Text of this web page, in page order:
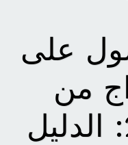
على
من
اجنبية 2026: الدليل